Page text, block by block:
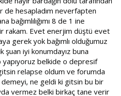
de hesapladım neverfapten
bağımlılığımı 8 de 1 ine
rakam. Evet enerjim düştü evet
gerek yok bağımlı olduğumuz
şuan iyi konumdayız buna
yapıyoruz belkide o depresif
relapse oldum ve forumda
ne geldi ki gitsin bu bir
vermez belki birkaç tane verir